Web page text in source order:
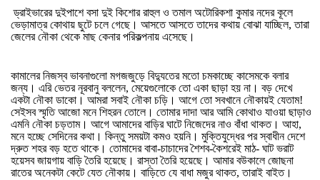
ড্রাইভারের দুইপাশে বসা দুই কিশোর রাহুল ও তমাল অটোরিকশা কুমার নদের কূলে
ভেড়ামাত্র কোথায় ছুটে চলে গেছে। আসতে আসতে তাদের কথায় বোঝা যাচ্ছিল,তারা
জেলের নৌকা থেকে মাছ কেনার পরিকল্পনায় এসেছে।
কামালের নিজস্ব ভাবনাগুলো মগজজুড়ে বিদ্যুতের মতো চমকাচ্ছে কাসেমকে বলার
জন্য। এরি ভেতর নূরবানু বললেন, মেয়েগুলোকে তো একা ছাড়া হয় না। বড় দেখে
একটা নৌকা ডাকো। আমরা সবাই নৌকা চড়ি। আগে তো সবখানে নৌকায়ই যেতাম!
সেইসব স্মৃতি আজো মনে শিহরন তোলে। তোমার দাদা আর আমি কোথাও যাওয়া ছাড়াও
এমনি নৌকা চড়তাম। আগে আমাদের বাড়ির ঘাটে নিজেদের নাও বাঁধা থাকত। আহা,
মনে হচ্ছে সেদিনের কথা। কিন্তু সময়টা কমও হয়নি। মুক্তিযুদ্ধের পর স্বাধীন দেশে
দ্রুত শহর বড় হতে থাকে। তোমাদের বাবা-চাচাদের শৈশব-কৈশরেই মাঠ- ঘাট ভরাট
হয়েসব জায়গায় বাড়ি তৈরি হয়েছে। রাস্তা তৈরি হয়েছে। আমার বউকালে জোছনা
রাতের অনেকটা কেটে যেত নৌকায়। বাড়িতে যে বাধা মজুর থাকত,তারাই বাইত।